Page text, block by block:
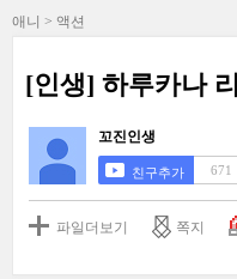
애니 > 액션
[인생] 하루카나
꼬진인생
친구추가 671
파일더보기 쪽지